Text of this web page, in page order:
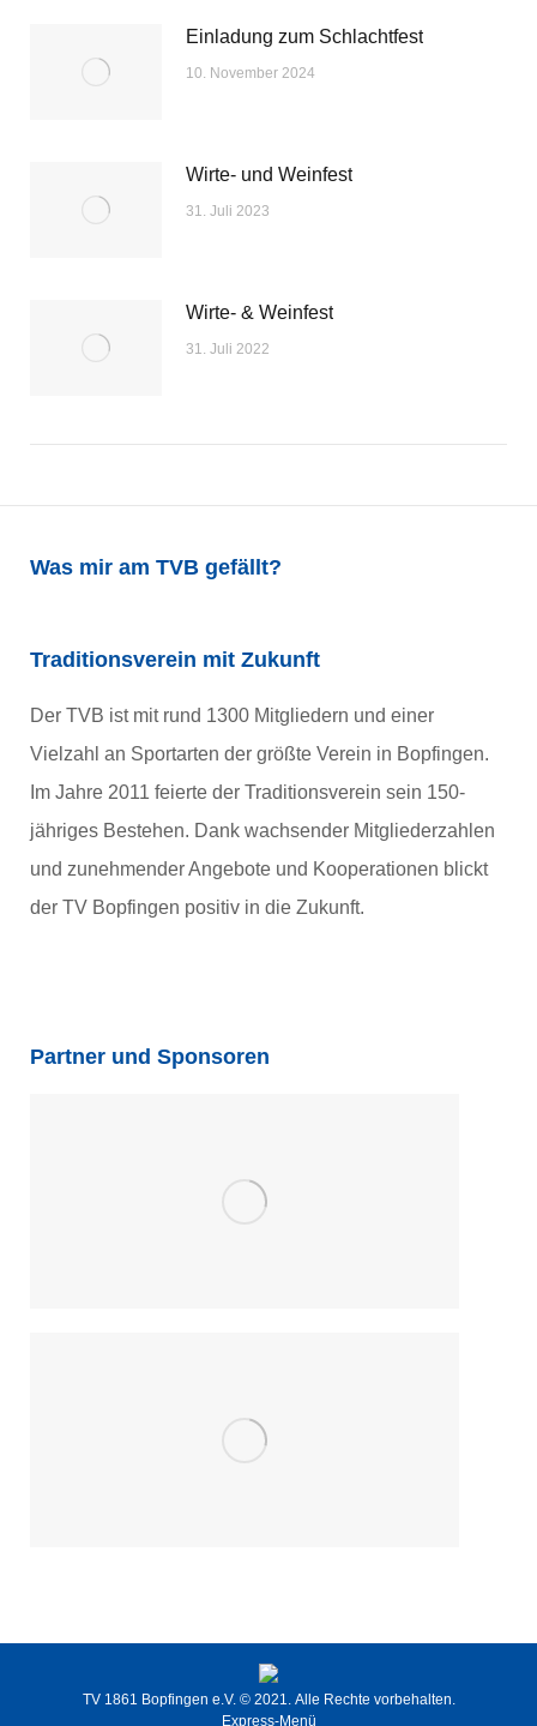
Einladung zum Schlachtfest
10. November 2024
Wirte- und Weinfest
31. Juli 2023
Wirte- & Weinfest
31. Juli 2022
Was mir am TVB gefällt?
Traditionsverein mit Zukunft
Der TVB ist mit rund 1300 Mitgliedern und einer
Vielzahl an Sportarten der größte Verein in Bopfingen.
Im Jahre 2011 feierte der Traditionsverein sein 150-
jähriges Bestehen. Dank wachsender Mitgliederzahlen
und zunehmender Angebote und Kooperationen blickt
der TV Bopfingen positiv in die Zukunft.
Partner und Sponsoren
TV 1861 Bopfingen e.V. © 2021. Alle Rechte vorbehalten.
Express-Menü